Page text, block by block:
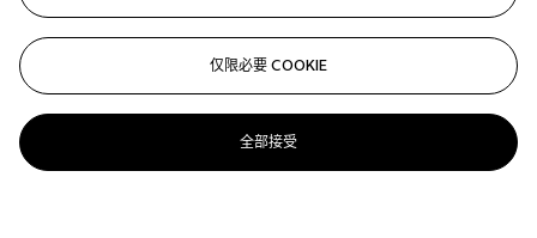
仅限必要 COOKIE
全部接受